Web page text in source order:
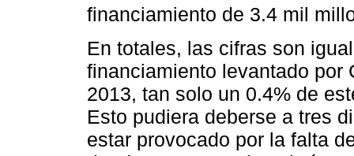
financiamiento de 3.4 mil
En totales, las cifras son
financiamiento levantado por
2013, tan solo un 0.4% de
Esto pudiera deberse a tres
estar provocado por la falta